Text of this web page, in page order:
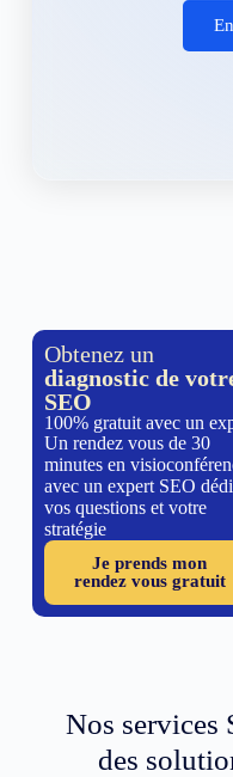
Obtenez un
diagnostic de
SEO
100% gratuit avec un
Un rendez vous de 30
minutes en
avec un expert SEO
vos questions et votre
stratégie
Je prends mon
rendez vous gratuit
Nos services
des